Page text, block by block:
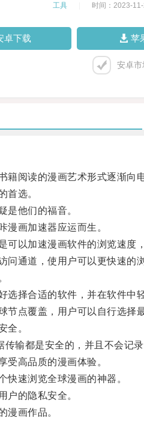
工具 时间：2023-
卓下载 苹
安卓市
阅读的漫画艺术形式逐渐向电
选。
他们的福音。
画加速器应运而生。
以加速漫画软件的浏览速度
通道，使用户可以更快速的
择合适的软件，并在软件中轻
点覆盖，用户可以自行选择
全。
都是安全的，并且不会记录
高品质的漫画体验。
速浏览全球漫画的神器。
的隐私安全。
画作品。